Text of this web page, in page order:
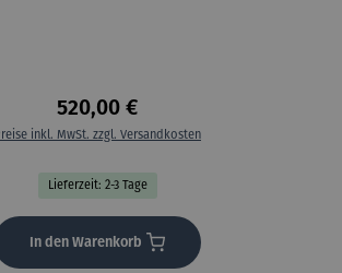
520,00 €
inkl. MwSt. zzgl. Versandkosten
Lieferzeit: 2-3 Tage
In den Warenkorb